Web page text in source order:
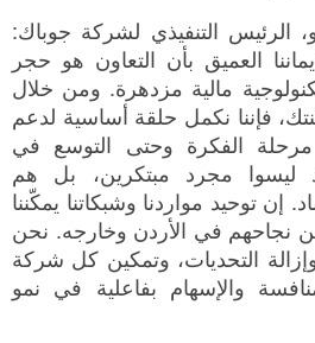
الرئيس التنفيذي لشركة جوباك:
العميق بأن التعاون هو حجر
مالية مزدهرة. ومن خلال
فإننا نكمل حلقة أساسية لدعم
مرحلة الفكرة وحتى التوسع في
ليسوا مجرد مبتكرين، بل هم
توحيد مواردنا وشبكاتنا يمكّننا
نجاحهم في الأردن وخارجه. نحن
التحديات، وتمكين كل شركة
والإسهام بفاعلية في نمو